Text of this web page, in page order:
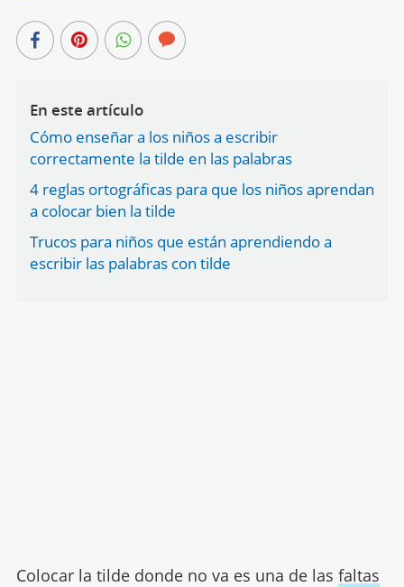
En este artículo
Cómo enseñar a los niños a escribir
correctamente la tilde en las palabras
4 reglas ortográficas para que los niños aprendan
a colocar bien la tilde
Trucos para niños que están aprendiendo a
escribir las palabras con tilde
Colocar la tilde donde no va es una de las faltas